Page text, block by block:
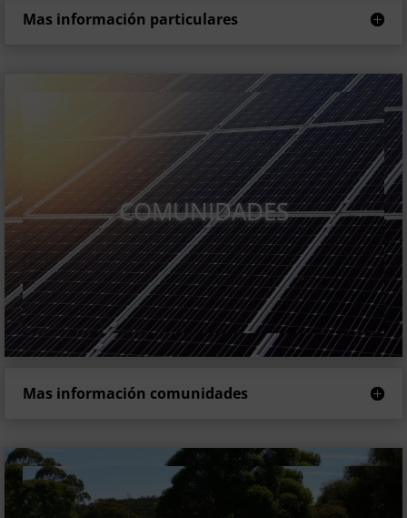
Mas información particulares
COMUNIDADES
Mas información comunidades